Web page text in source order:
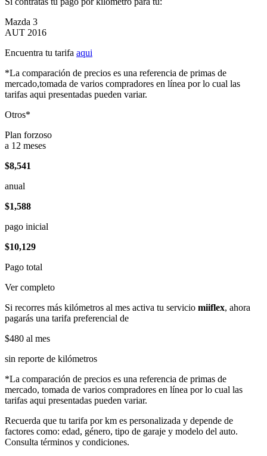
Mazda 3
AUT 2016
Encuentra tu tarifa aqui
*La comparación de precios es una referencia de primas de
mercado,tomada de varios compradores en línea por lo cual las
tarifas aqui presentadas pueden variar.
Otros*
Plan forzoso
a 12 meses
$8,541
anual
$1,588
pago inicial
$10,129
Pago total
Ver completo
Si recorres más kilómetros al mes activa tu servicio miiflex, ahora
pagarás una tarifa preferencial de
$480 al mes
sin reporte de kilómetros
*La comparación de precios es una referencia de primas de
mercado, tomada de varios compradores en línea por lo cual las
tarifas aqui presentadas pueden variar.
Recuerda que tu tarifa por km es personalizada y depende de
factores como: edad, género, tipo de garaje y modelo del auto.
Consulta términos y condiciones.